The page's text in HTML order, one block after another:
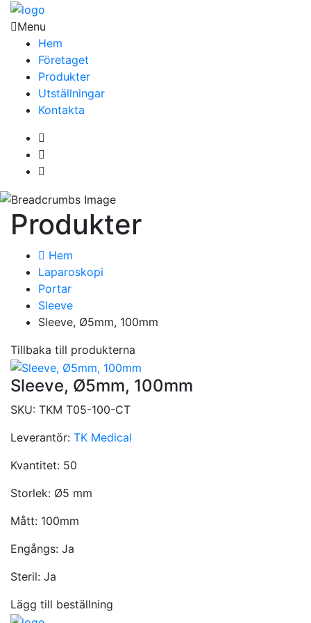
Menu
Hem
Företaget
Produkter
Utställningar
Kontakta
Produkter
Hem
Laparoskopi
Portar
Sleeve
Sleeve, Ø5mm, 100mm
Tillbaka till produkterna
Sleeve, Ø5mm, 100mm
SKU: TKM T05-100-CT
Leverantör: TK Medical
Kvantitet: 50
Storlek: Ø5 mm
Mått: 100mm
Engångs: Ja
Steril: Ja
Lägg till beställning